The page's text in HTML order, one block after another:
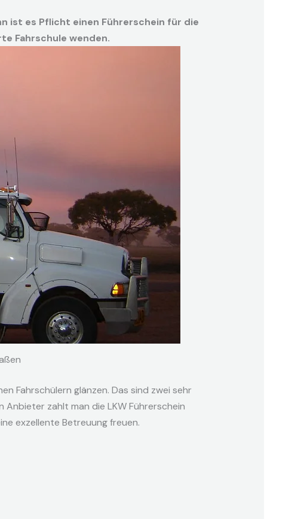
ist es Pflicht einen Führerschein für die
Fahrschule wenden.
Fahrschülern glänzen. Das sind zwei sehr
Anbieter zahlt man die LKW Führerschein
exzellente Betreuung freuen.